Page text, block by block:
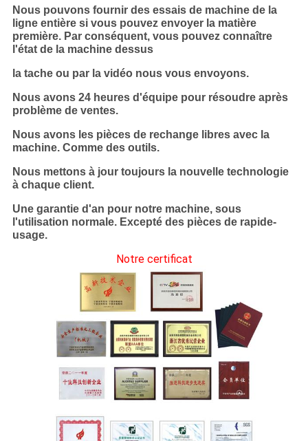
Nous pouvons fournir des essais de machine de la
ligne entière si vous pouvez envoyer la matière
première. Par conséquent, vous pouvez connaître
l'état de la machine dessus
la tache ou par la vidéo nous vous envoyons.
Nous avons 24 heures d'équipe pour résoudre après
problème de ventes.
Nous avons les pièces de rechange libres avec la
machine. Comme des outils.
Nous mettons à jour toujours la nouvelle technologie
à chaque client.
Une garantie d'an pour notre machine, sous
l'utilisation normale. Excepté des pièces de rapide-
usage.
Notre certificat